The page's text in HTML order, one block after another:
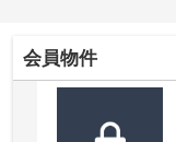
会員物件